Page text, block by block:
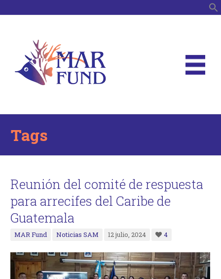
Tags
Reunión del comité de respuesta
para arrecifes del Caribe de
Guatemala
MAR Fund Noticias SAM 12 julio, 2024 4